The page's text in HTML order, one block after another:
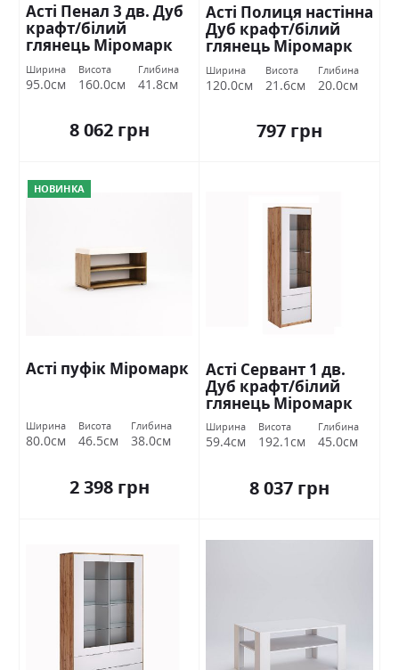
Асті Пенал 3 дв. Дуб
крафт/білий
глянець Міромарк
Ширина
95.0см
Висота
160.0см
Глибина
41.8см
8 062 грн
Асті Полиця настінна
Дуб крафт/білий
глянець Міромарк
Ширина
120.0см
Висота
21.6см
Глибина
20.0см
797 грн
НОВИНКА
Асті пуфік Міромарк
Ширина
80.0см
Висота
46.5см
Глибина
38.0см
2 398 грн
Асті Сервант 1 дв.
Дуб крафт/білий
глянець Міромарк
Ширина
59.4см
Висота
192.1см
Глибина
45.0см
8 037 грн